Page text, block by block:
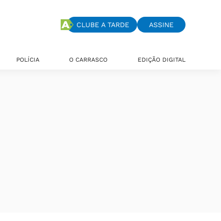
CLUBE A TARDE ASSINE
POLÍCIA O CARRASCO EDIÇÃO DIGITAL